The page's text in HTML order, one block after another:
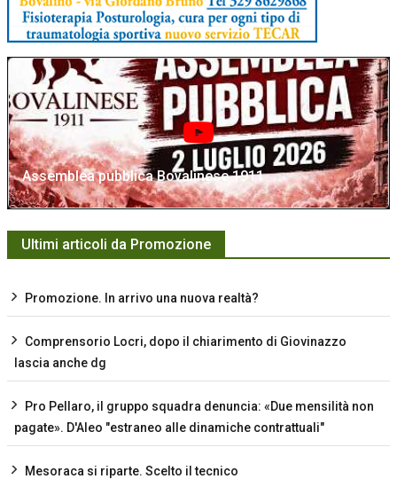
Assemblea pubblica Bovalinese 1911
Ultimi articoli da Promozione
Promozione. In arrivo una nuova realtà?
Comprensorio Locri, dopo il chiarimento di Giovinazzo
lascia anche dg
Pro Pellaro, il gruppo squadra denuncia: «Due mensilità non
pagate». D'Aleo "estraneo alle dinamiche contrattuali"
Mesoraca si riparte. Scelto il tecnico